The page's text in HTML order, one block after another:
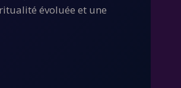
évoluée et une